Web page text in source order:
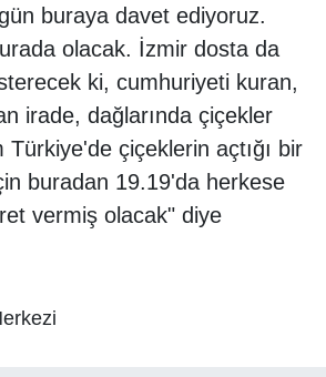
buraya davet ediyoruz.
olacak. İzmir dosta da
ki, cumhuriyeti kuran,
irade, dağlarında çiçekler
çiçeklerin açtığı bir
buradan 19.19'da herkese
vermiş olacak" diye